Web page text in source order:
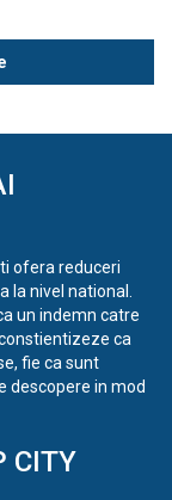
ofera reduceri
nivel national.
un indemn catre
ca
fie ca sunt
descopere in mod
CITY